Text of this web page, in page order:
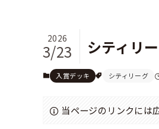
シティリ
2026
3/23
入賞デッキ シティリーグ
当ページのリンクには